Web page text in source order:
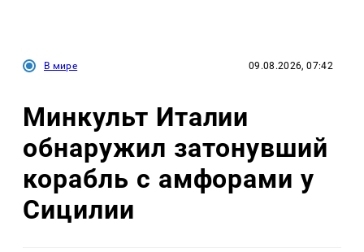
В мире 09.08.2026, 07:42
Минкульт Италии
обнаружил затонувший
корабль с амфорами у
Сицилии